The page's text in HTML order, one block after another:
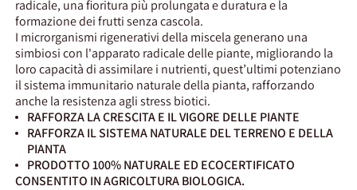
radicale, una fioritura più prolungata e duratura e la
formazione dei frutti senza cascola.
I microrganismi rigenerativi della miscela generano una
simbiosi con l'apparato radicale delle piante, migliorando la
loro capacità di assimilare i nutrienti, quest’ultimi potenziano
il sistema immunitario naturale della pianta, rafforzando
anche la resistenza agli stress biotici.
RAFFORZA LA CRESCITA E IL VIGORE DELLE PIANTE
RAFFORZA IL SISTEMA NATURALE DEL TERRENO E DELLA
PIANTA
PRODOTTO 100% NATURALE ED ECOCERTIFICATO
CONSENTITO IN AGRICOLTURA BIOLOGICA.